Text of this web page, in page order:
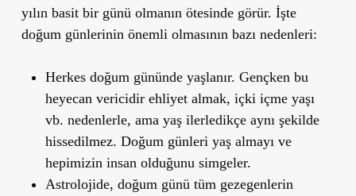
yılın basit bir günü olmanın ötesinde görür. İşte
doğum günlerinin önemli olmasının bazı nedenleri:
Herkes doğum gününde yaşlanır. Gençken bu
heyecan vericidir ehliyet almak, içki içme yaşı
vb. nedenlerle, ama yaş ilerledikçe aynı şekilde
hissedilmez. Doğum günleri yaş almayı ve
hepimizin insan olduğunu simgeler.
Astrolojide, doğum günü tüm gezegenlerin